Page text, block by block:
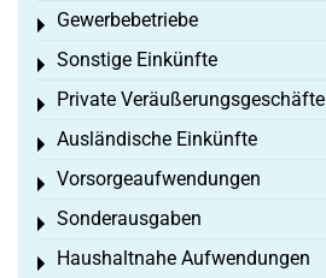
Gewerbebetriebe
Toggle menu
Sonstige Einkünfte
Toggle menu
Private Veräußerungsgeschäfte
Toggle menu
Ausländische Einkünfte
Toggle menu
Vorsorgeaufwendungen
Toggle menu
Sonderausgaben
Toggle menu
Haushaltnahe Aufwendungen
Toggle menu